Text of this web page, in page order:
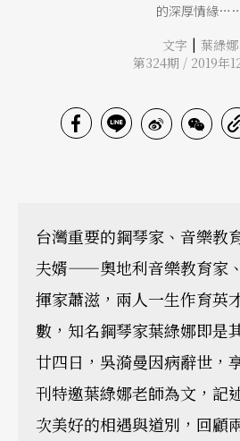
的深厚情緣
文字 | 葉綠娜
第324期 / 2019年
台灣重要的鋼琴家、音樂教
夫婿——奧地利音樂教育家
揮家蕭滋，兩人一生作育英
數，知名鋼琴家葉綠娜即是
廿四日，吳漪曼因病辭世，
刊特邀葉綠娜老師為文，記
次美好的相遇與道別，回顧